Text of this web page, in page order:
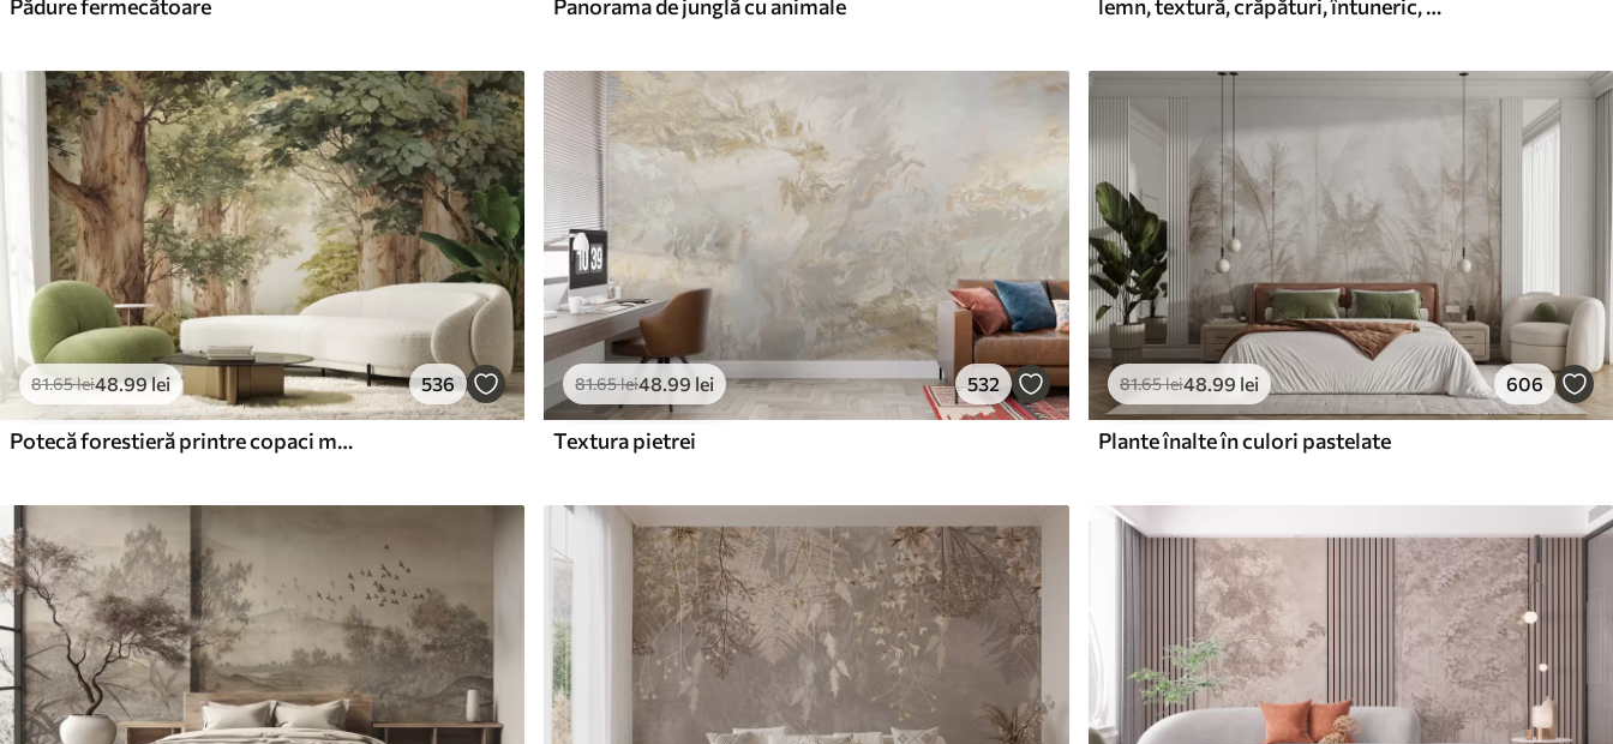
Pădure fermecătoare Panorama de junglă cu animale lemn, textură, crăpături, întuneric, scoarță, suprafață
81.65lei48.99lei 536
Potecă forestieră printre copaci maiestuoși, în stil acuarelă
81.65lei48.99 lei 532
Textura pietrei
81.65lei48.99 lei 606
Plante înalte în culori pastelate